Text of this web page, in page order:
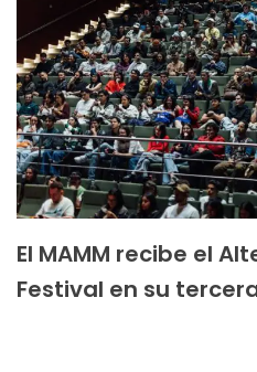
El MAMM recibe el
Festival en su